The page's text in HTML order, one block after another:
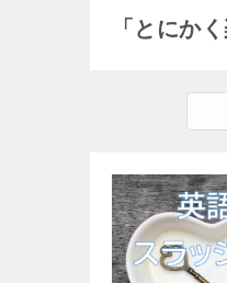
「とにか